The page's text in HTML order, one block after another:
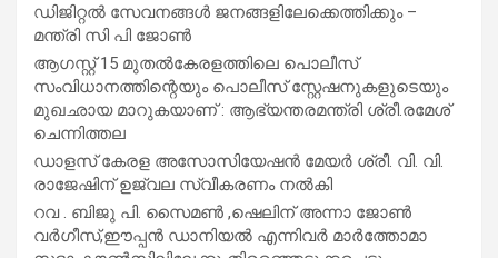
ഡിജിറ്റൽ സേവനങ്ങൾ ജനങ്ങളിലേക്കെത്തിക്കും –
മന്ത്രി സി പി ജോൺ
ആഗസ്റ്റ് 15 മുതല്‍കേരളത്തിലെ പൊലീസ്
സംവിധാനത്തിന്റെയും പൊലീസ് സ്റ്റേഷനുകളുടെയും
മുഖഛായ മാറുകയാണ് : ആഭ്യന്തരമന്ത്രി ശ്രീ.രമേശ്
ചെന്നിത്തല
ഡാളസ് കേരള അസോസിയേഷൻ മേയർ ശ്രീ. വി. വി.
രാജേഷിന് ഉജ്വല സ്വീകരണം നൽകി
റവ . ബിജു പി. സൈമൺ ,ഷെലിന് അന്നാ ജോൺ
വർഗീസ്,ഈപ്പൻ ഡാനിയൽ എന്നിവർ മാർത്തോമാ